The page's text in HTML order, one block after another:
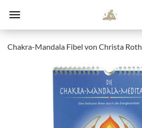
Chakra-Mandala Fibel von Christa Roth